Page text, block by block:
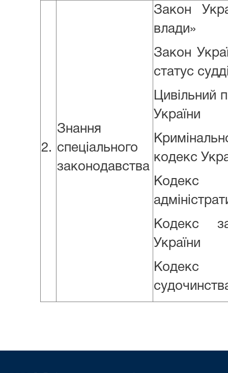
2.
Знання
спеціального
законодавства
Закон
влади»
Закон
статус
Цивільний
України
кодекс
Кодекс
України
Кодекс